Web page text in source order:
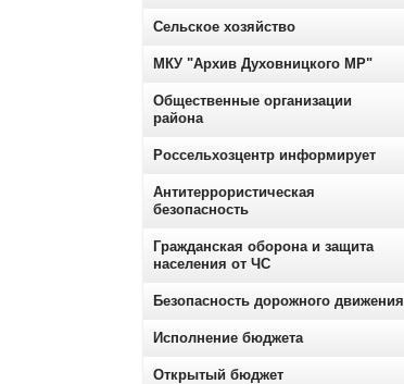
Сельское хозяйство
МКУ "Архив Духовницкого МР"
Общественные организации
района
Россельхозцентр информирует
Антитеррористическая
безопасность
Гражданская оборона и защита
населения от ЧС
Безопасность дорожного движения
Исполнение бюджета
Открытый бюджет